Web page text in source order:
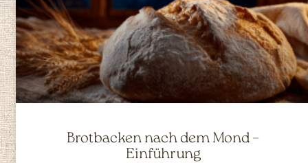
Brotbacken nach dem Mond –
Einführung